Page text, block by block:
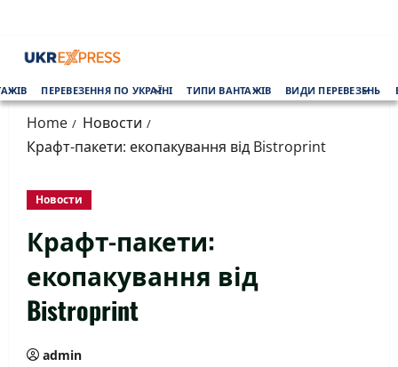
content
Menu
ПЕРЕВЕЗЕННЯ ПО УКРАЇНІ ТИПИ ВАНТАЖІВ ВИДИ ПЕРЕВЕЗЕНЬ
Home
Новости
Крафт-пакети: екопакування від Bistroprint
Новости
Крафт-пакети:
екопакування від
Bistroprint
admin